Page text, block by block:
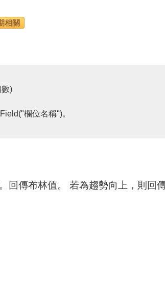
相關
數)
欄位名稱")。
回傳布林值。 若為趨勢向上，則回